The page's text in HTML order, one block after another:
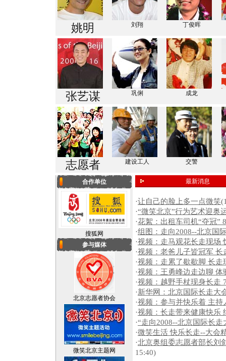
姚明 刘翔 丁俊晖
张艺谋 巩俐 成龙
志愿者 建设工人 交警
合作单位
搜狐网
参与媒体
北京志愿者协会
微笑北京主题网
最新消息
·让自己的脸上多一点微笑
·“微笑北京”行为艺术迎奥
·花絮：出租车司机“夺冠”
·组图：走向2008--北京国
·视频：走马观花长走现场
·视频：老爸儿子皆冠军
·视频：走累了歇歇脚 长走
·视频：王勇峰边走边聊 体
·视频：越野手杖现身长走
·新华网：北京国际长走大
·视频：参与并快乐着 主持
·视频：长走带来健康快乐
·“走向2008--北京国际长
·微笑生活 快乐长走--大会
·北京奥组委志愿者部长刘
15:40)